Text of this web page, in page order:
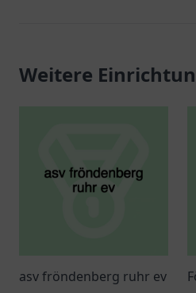
Weitere
asv fröndenberg ruhr ev